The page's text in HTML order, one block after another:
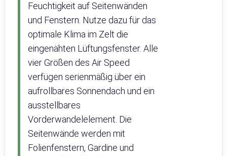
Feuchtigkeit auf Seitenwänden
und Fenstern. Nutze dazu für das
optimale Klima im Zelt die
eingenähten Lüftungsfenster. Alle
vier Größen des Air Speed
verfügen serienmäßig über ein
aufrollbares Sonnendach und ein
ausstellbares
Vorderwandelelement. Die
Seitenwände werden mit
Folienfenstern, Gardine und